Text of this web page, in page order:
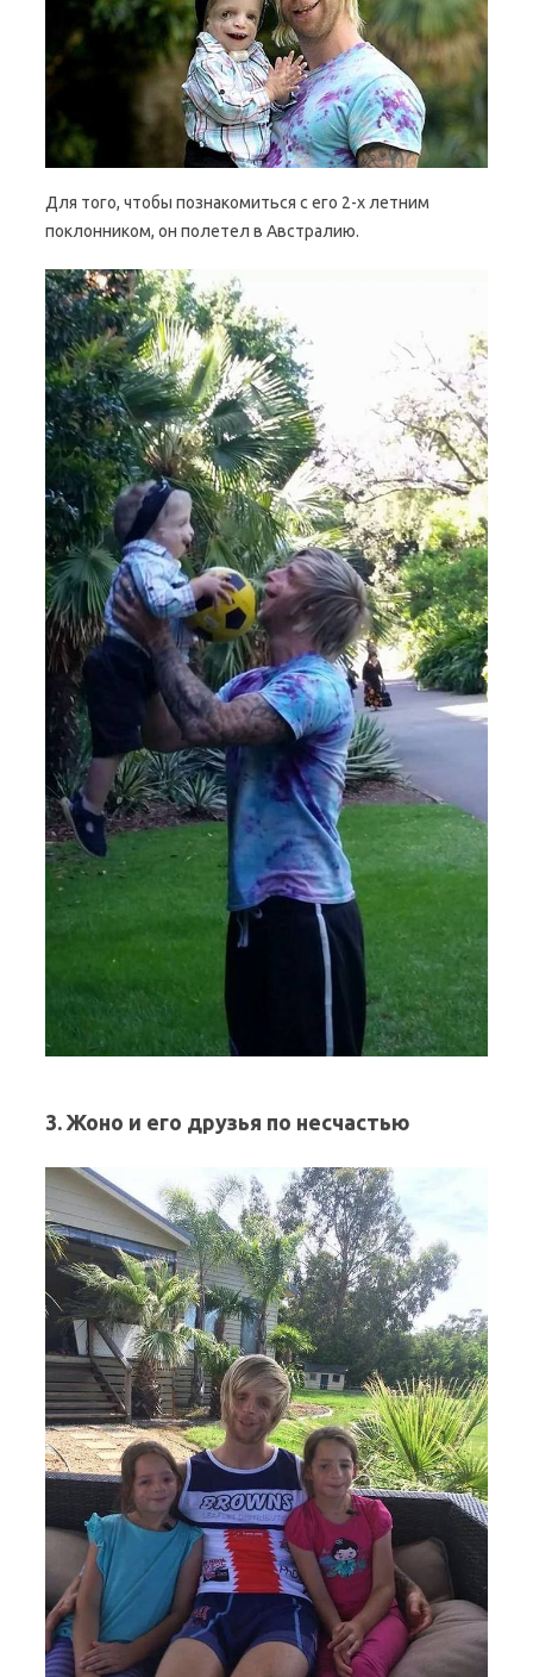
Для того, чтобы познакомиться с его 2-х летним
поклонником, он полетел в Австралию.
3. Жоно и его друзья по несчастью